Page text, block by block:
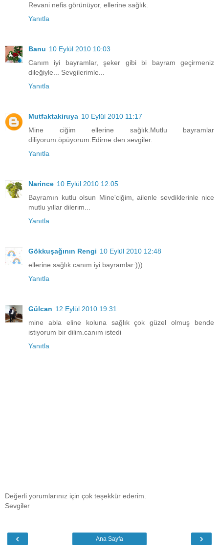
Revani nefis görünüyor, ellerine sağlık.
Yanıtla
Banu 10 Eylül 2010 10:03
Canım iyi bayramlar, şeker gibi bi bayram geçirmeniz
dileğiyle... Sevgilerimle...
Yanıtla
Mutfaktakiruya 10 Eylül 2010 11:17
Mine ciğim ellerine sağlık.Mutlu bayramlar
diliyorum.öpüyorum.Edirne den sevgiler.
Yanıtla
Narince 10 Eylül 2010 12:05
Bayramın kutlu olsun Mine'ciğim, ailenle sevdiklerinle nice
mutlu yıllar dilerim...
Yanıtla
Gökkuşağının Rengi 10 Eylül 2010 12:48
ellerine sağlık canım iyi bayramlar:)))
Yanıtla
Gülcan 12 Eylül 2010 19:31
mine abla eline koluna sağlık çok güzel olmuş bende
istiyorum bir dilim.canım istedi
Yanıtla
Değerli yorumlarınız için çok teşekkür ederim.
Sevgiler
‹ ›
Ana Sayfa